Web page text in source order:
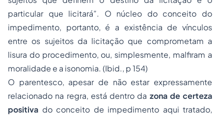
particular que licitará”. O núcleo do conceito do
impedimento, portanto, é a existência de vínculos
entre os sujeitos da licitação que comprometam a
lisura do procedimento, ou, simplesmente, malfiram a
moralidade e a isonomia. (Ibid., p 154)
O parentesco, apesar de não estar expressamente
relacionado na regra, está dentro da zona de certeza
positiva do conceito de impedimento aqui tratado,